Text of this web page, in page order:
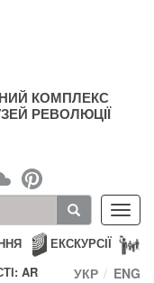
КОМПЛЕКС
РЕВОЛЮЦІЇ
ЕКСКУРСІЇ
AR
УКР ENG